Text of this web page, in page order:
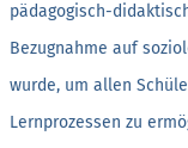
pädagogisch-
Bezugnahme auf
wurde, um allen
Lernprozessen zu